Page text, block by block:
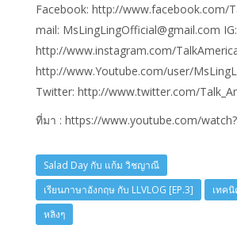
Facebook: http://www.facebook.com/
mail: MsLingLingOfficial@gmail.com IG:
http://www.instagram.com/
http://www.Youtube.com/user/
Twitter: http://www.twitter.com/
ที่มา : https://www.youtube.com/
Salad Day กับ แก้ม วิชญาณี
เรียนภาษาอังกฤษ กับ LLVLOG [EP.3]
เทค
หลิงๆ